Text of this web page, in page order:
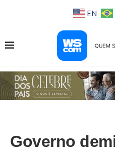
EN
Governo